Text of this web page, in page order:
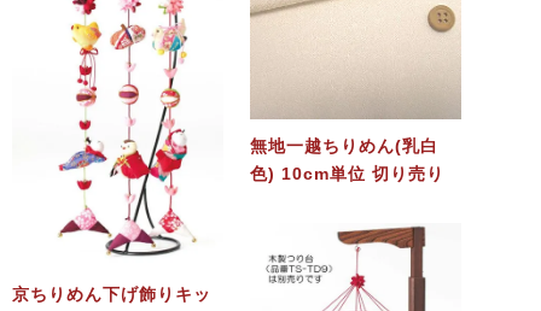
京ちりめん下げ飾りキッ
無地一越ちりめん(乳白
色) 10cm単位 切り売り